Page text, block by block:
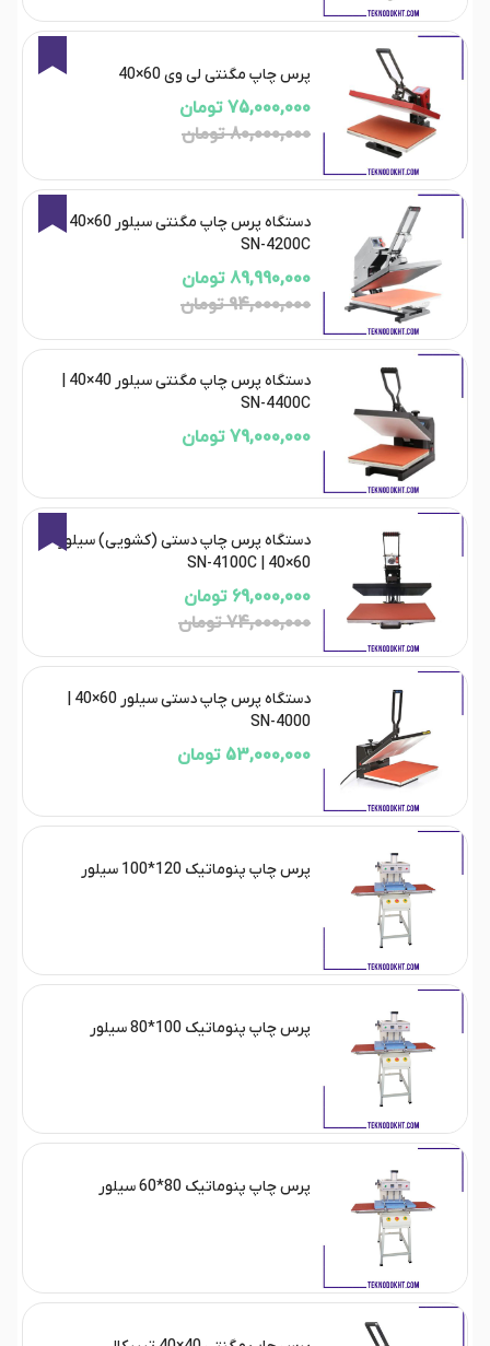
6%
پرس چاپ مگنتی لی وی 60×40
75,000,000 تومان
80,000,000 تومان
4%
SN-4200C
89,990,000 تومان
94,000,000 تومان
SN-4400C
79,000,000 تومان
7%
دستگاه پرس چاپ دستی (کشویی) سیلور
60×40 | SN-4100C
69,000,000 تومان
74,000,000 تومان
SN-4000
53,000,000 تومان
پرس چاپ پنوماتیک 120*100 سیلور
پرس چاپ پنوماتیک 100*80 سیلور
پرس چاپ پنوماتیک 80*60 سیلور